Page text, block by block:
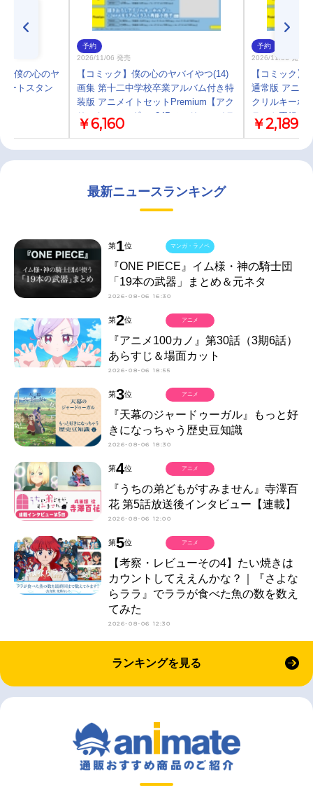
】僕の心のヤ
ートスタン
予約
2026/11/06 発売
【コミック】僕の心のヤバイやつ(14)
画集 第十二中学校卒業アルバム付き特
装版 アニメイトセットPremium【アク
リルキーホルダー+24Pメモリアルイラ
スト再録小冊子付き】
￥6,160
予約
2026/11/06 発売
【コミック】
通常版 アニメ
クリルキーホ
ラスト再録小
￥2,189
最新ニュースランキング
第1位
『ONE PIECE』イム様・神の騎士団
「19本の武器」まとめ＆元ネタ
2026-08-06 16:30
マンガ・ラノベ
第2位
『アニメ100カノ』第30話（3期6話）
あらすじ＆場面カット
2026-08-06 18:55
アニメ
第3位
『天幕のジャードゥーガル』もっと好
きになっちゃう歴史豆知識
2026-08-06 18:30
アニメ
第4位
『うちの弟どもがすみません』寺澤百
花 第5話放送後インタビュー【連載】
2026-08-06 12:00
アニメ
第5位
【考察・レビューその4】たい焼きは
カウントしてええんかな？｜『さよな
らララ』でララが食べた魚の数を数え
てみた
2026-08-06 12:30
アニメ
ランキングを見る